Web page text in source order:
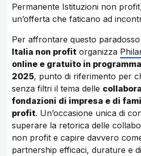
Permanente Istituzioni non
un’offerta che faticano ad
Per affrontare questo paradosso
Italia non profit organizza
online e gratuito in
2025, punto di riferimento per
senza filtri il tema delle
fondazioni di impresa e di
profit. Un’occasione unica di
superare la retorica delle
non profit e capire davvero
partnership efficaci, durature e